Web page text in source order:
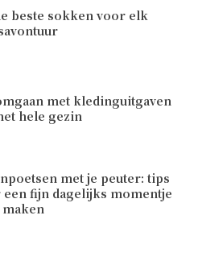
beste sokken voor elk
met kledinguitgaven
hele gezin
met je peuter: tips
een fijn dagelijks momentje
maken